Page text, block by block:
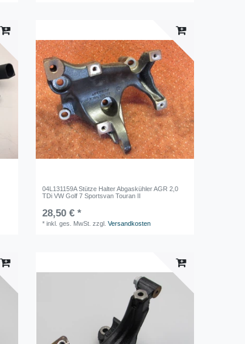
04L131159A Stütze Halter Abgaskühler AGR 2,0
TDi VW Golf 7 Sportsvan Touran II
28,50 € *
*inkl. ges. MwSt. zzgl.Versandkosten